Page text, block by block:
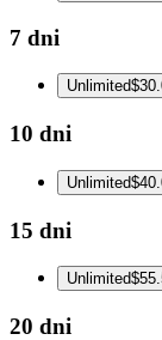
7 dni
Unlimited
10 dni
Unlimited
15 dni
Unlimited
20 dni